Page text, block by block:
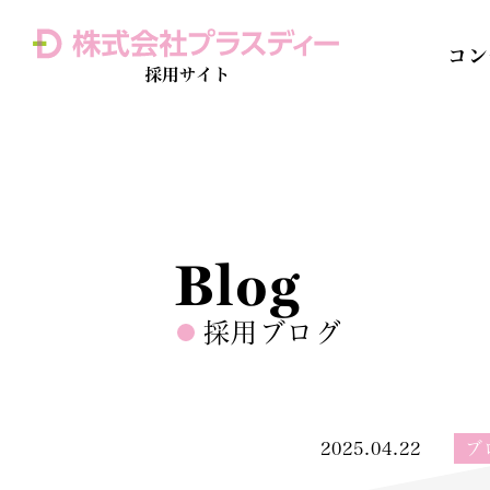
コ
Blog
採用ブログ
2025.04.22 ブ